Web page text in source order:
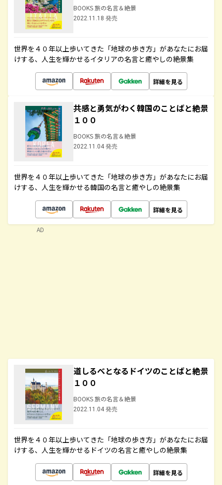
BOOKS 旅の名言＆絶景
2022.11.18 発売
世界を４０年以上歩いてきた「地球の歩き方」があなたにお届
けする、人生を輝かせるイタリアの名言と癒やしの絶景集
詳細を見る
共感と勇気がわく韓国のことばと絶景
１００
BOOKS 旅の名言＆絶景
2022.11.04 発売
世界を４０年以上歩いてきた「地球の歩き方」があなたにお届
けする、人生を輝かせる韓国の名言と癒やしの絶景集
詳細を見る
道しるべとなるドイツのことばと絶景
１００
BOOKS 旅の名言＆絶景
2022.11.04 発売
世界を４０年以上歩いてきた「地球の歩き方」があなたにお届
けする、人生を輝かせるドイツの名言と癒やしの絶景集
詳細を見る
AD